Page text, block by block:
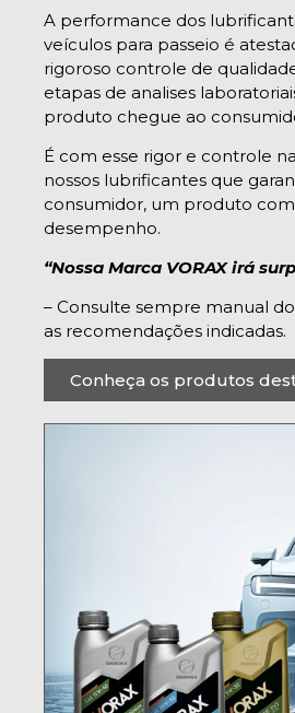
A performance dos
veículos para passeio é
rigoroso controle de
etapas de analises
produto chegue ao
É com esse rigor e controle
nossos lubrificantes que
consumidor, um produto
desempenho.
“Nossa Marca VORAX irá
– Consulte sempre manual
as recomendações indicadas.
Conheça os produtos